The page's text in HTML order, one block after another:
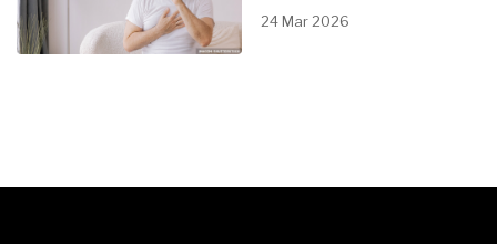
24 Mar 2026